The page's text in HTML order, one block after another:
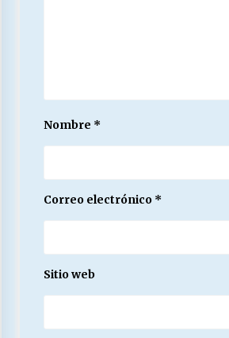
Nombre *
Correo electrónico *
Sitio web